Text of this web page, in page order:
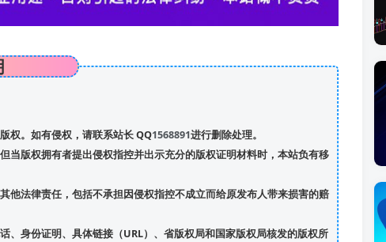
权。如有侵权，请联系站长 QQ1568891进行删除处理。
当版权拥有者提出侵权指控并出示充分的版权证明材料时，本站负有移
他法律责任，包括不承担因侵权指控不成立而给原发布人带来损害的赔
身份证明、具体链接（URL）、省版权局和国家版权局核发的版权所